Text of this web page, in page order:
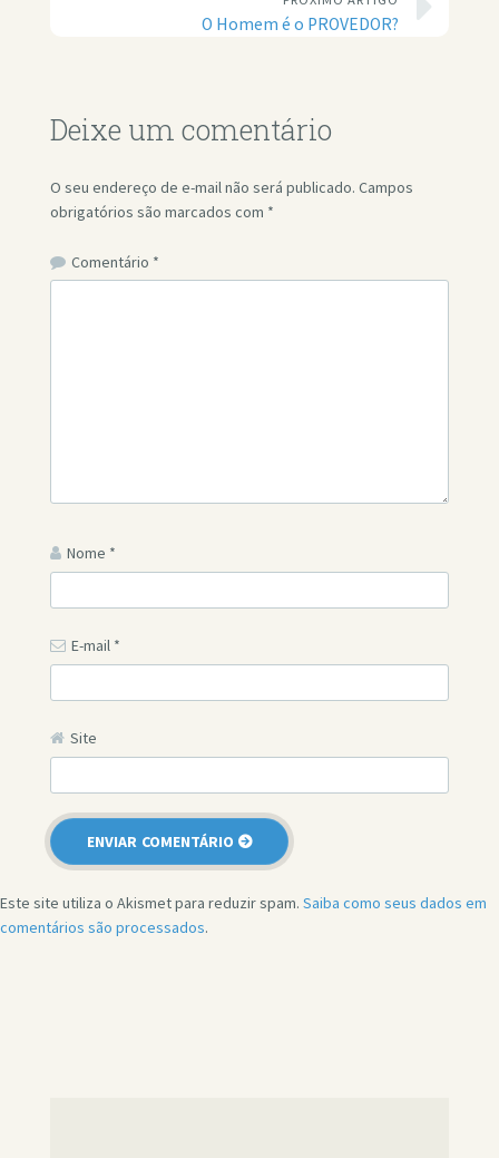
O Homem é o PROVEDOR?
Deixe um comentário
O seu endereço de e-mail não será publicado. Campos
obrigatórios são marcados com *
Comentário *
Nome *
E-mail *
Site
Este site utiliza o Akismet para reduzir spam. Saiba como seus dados em
comentários são processados.